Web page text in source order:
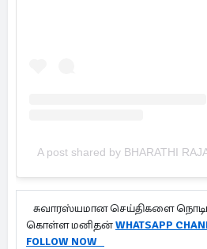
A post shared by BHARATHI
சுவாரஸ்யமான செய்திகளை
கொள்ள மனிதன்WHATSAPP
FOLLOW NOW